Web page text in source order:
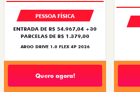
PESSOA FÍSICA
ENTRADA DE R$ 54.967,04 +30
PARCELAS DE R$ 1.379,00
ARGO DRIVE 1.0 FLEX 4P 2026
Quero agora!